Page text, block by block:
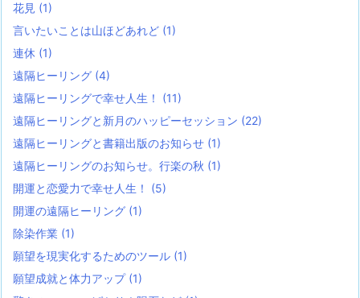
花見 (1)
言いたいことは山ほどあれど (1)
連休 (1)
遠隔ヒーリング (4)
遠隔ヒーリングで幸せ人生！ (11)
遠隔ヒーリングと新月のハッピーセッション (22)
遠隔ヒーリングと書籍出版のお知らせ (1)
遠隔ヒーリングのお知らせ。行楽の秋 (1)
開運と恋愛力で幸せ人生！ (5)
開運の遠隔ヒーリング (1)
除染作業 (1)
願望を現実化するためのツール (1)
願望成就と体力アップ (1)